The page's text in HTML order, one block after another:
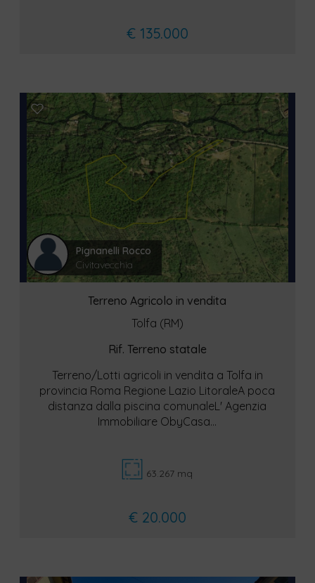
€ 135.000
Pignanelli Rocco
Civitavecchia
Terreno Agricolo in vendita
Tolfa (RM)
Rif. Terreno statale
Terreno/Lotti agricoli in vendita a Tolfa in
provincia Roma Regione Lazio LitoraleA poca
distanza dalla piscina comunaleL' Agenzia
Immobiliare ObyCasa...
63.267 mq
€ 20.000